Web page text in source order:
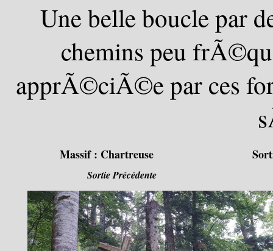
Une belle boucle par
chemins peu
apprÃ©ciÃ©e par ces
Massif : Chartreuse
Sortie Précédente